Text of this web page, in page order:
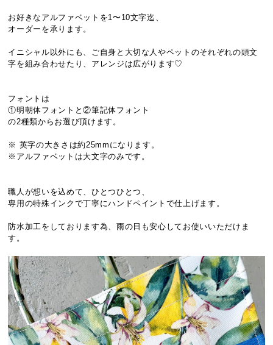
お好きなアルファベットを1〜10文字迄、
オーダーを承ります。
イニシャル以外にも、ご自身と大切な人やペットのそれぞれの頭文
字を組み合わせたり、アレンジは広がります♡
フォントは
①明朝体フォントと②筆記体フォント
の2種類からお選び頂けます。
※ 英字の大きさは約25mmになります。
※アルファベットは大文字のみです。
職人が想いを込めて、ひとつひとつ、
専用の特殊インクで丁寧にハンドペイントで仕上げます。
防水加工をしております為、雨の日も安心してお使いいただけま
す。